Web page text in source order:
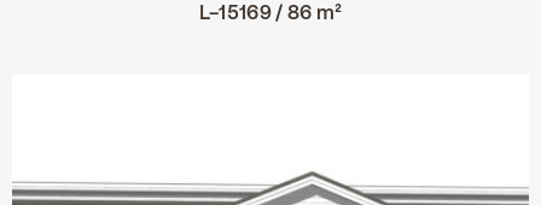
L-15169 / 86 m²